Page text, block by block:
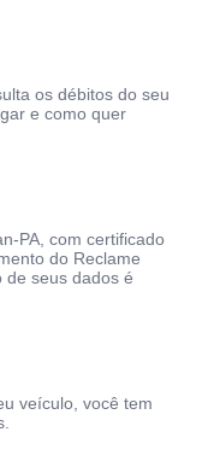
os débitos do seu
e como quer
PA, com certificado
do Reclame
de seus dados é
veículo, você tem